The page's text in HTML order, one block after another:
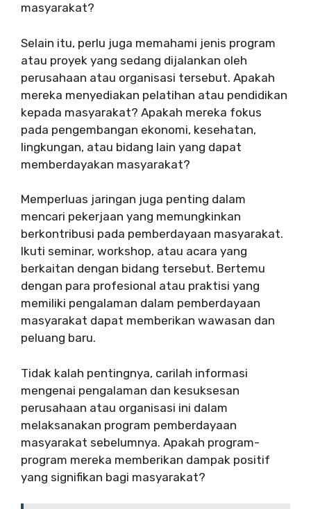
masyarakat?
Selain itu, perlu juga memahami jenis program
atau proyek yang sedang dijalankan oleh
perusahaan atau organisasi tersebut. Apakah
mereka menyediakan pelatihan atau pendidikan
kepada masyarakat? Apakah mereka fokus
pada pengembangan ekonomi, kesehatan,
lingkungan, atau bidang lain yang dapat
memberdayakan masyarakat?
Memperluas jaringan juga penting dalam
mencari pekerjaan yang memungkinkan
berkontribusi pada pemberdayaan masyarakat.
Ikuti seminar, workshop, atau acara yang
berkaitan dengan bidang tersebut. Bertemu
dengan para profesional atau praktisi yang
memiliki pengalaman dalam pemberdayaan
masyarakat dapat memberikan wawasan dan
peluang baru.
Tidak kalah pentingnya, carilah informasi
mengenai pengalaman dan kesuksesan
perusahaan atau organisasi ini dalam
melaksanakan program pemberdayaan
masyarakat sebelumnya. Apakah program-
program mereka memberikan dampak positif
yang signifikan bagi masyarakat?